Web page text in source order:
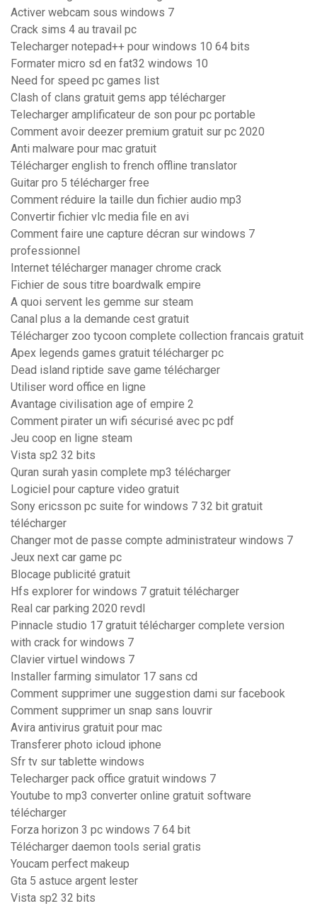
Activer webcam sous windows 7
Crack sims 4 au travail pc
Telecharger notepad++ pour windows 10 64 bits
Formater micro sd en fat32 windows 10
Need for speed pc games list
Clash of clans gratuit gems app télécharger
Telecharger amplificateur de son pour pc portable
Comment avoir deezer premium gratuit sur pc 2020
Anti malware pour mac gratuit
Télécharger english to french offline translator
Guitar pro 5 télécharger free
Comment réduire la taille dun fichier audio mp3
Convertir fichier vlc media file en avi
Comment faire une capture décran sur windows 7
professionnel
Internet télécharger manager chrome crack
Fichier de sous titre boardwalk empire
A quoi servent les gemme sur steam
Canal plus a la demande cest gratuit
Télécharger zoo tycoon complete collection francais gratuit
Apex legends games gratuit télécharger pc
Dead island riptide save game télécharger
Utiliser word office en ligne
Avantage civilisation age of empire 2
Comment pirater un wifi sécurisé avec pc pdf
Jeu coop en ligne steam
Vista sp2 32 bits
Quran surah yasin complete mp3 télécharger
Logiciel pour capture video gratuit
Sony ericsson pc suite for windows 7 32 bit gratuit
télécharger
Changer mot de passe compte administrateur windows 7
Jeux next car game pc
Blocage publicité gratuit
Hfs explorer for windows 7 gratuit télécharger
Real car parking 2020 revdl
Pinnacle studio 17 gratuit télécharger complete version
with crack for windows 7
Clavier virtuel windows 7
Installer farming simulator 17 sans cd
Comment supprimer une suggestion dami sur facebook
Comment supprimer un snap sans louvrir
Avira antivirus gratuit pour mac
Transferer photo icloud iphone
Sfr tv sur tablette windows
Telecharger pack office gratuit windows 7
Youtube to mp3 converter online gratuit software
télécharger
Forza horizon 3 pc windows 7 64 bit
Télécharger daemon tools serial gratis
Youcam perfect makeup
Gta 5 astuce argent lester
Vista sp2 32 bits